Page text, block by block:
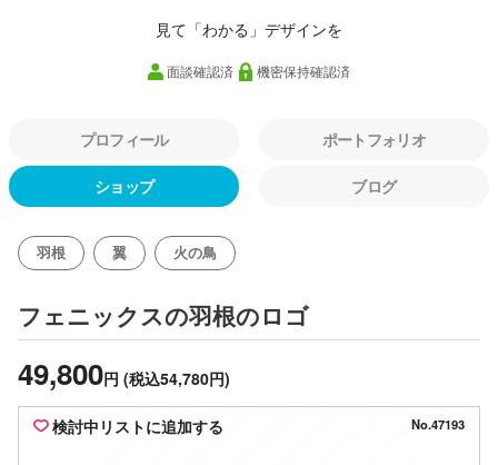
見て「わかる」デザインを
面談確認済 機密保持確認済
プロフィール ポートフォリオ
ショップ ブログ
羽根 翼 火の鳥
フェニックスの羽根のロゴ
49,800円 (税込54,780円)
検討中リストに追加する No.47193